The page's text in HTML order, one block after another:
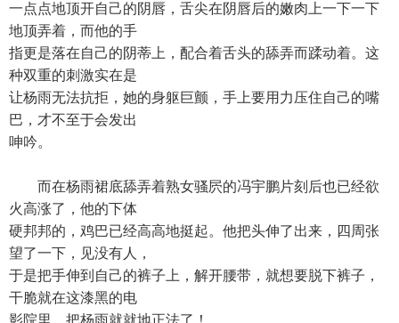
一点点地顶开自己的阴唇，舌尖在阴唇后的嫩肉上一下一下
地顶弄着，而他的手
指更是落在自己的阴蒂上，配合着舌头的舔弄而蹂动着。这
种双重的刺激实在是
让杨雨无法抗拒，她的身躯巨颤，手上要用力压住自己的嘴
巴，才不至于会发出
呻吟。
而在杨雨裙底舔弄着熟女骚屄的冯宇鹏片刻后也已经欲
火高涨了，他的下体
硬邦邦的，鸡巴已经高高地挺起。他把头伸了出来，四周张
望了一下，见没有人，
于是把手伸到自己的裤子上，解开腰带，就想要脱下裤子，
干脆就在这漆黑的电
影院里，把杨雨就就地正法了！